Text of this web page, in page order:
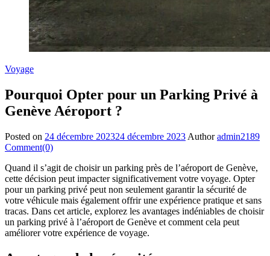
Voyage
Pourquoi Opter pour un Parking Privé à
Genève Aéroport ?
Posted on 24 décembre 202324 décembre 2023 Author admin2189
Comment(0)
Quand il s’agit de choisir un parking près de l’aéroport de Genève,
cette décision peut impacter significativement votre voyage. Opter
pour un parking privé peut non seulement garantir la sécurité de
votre véhicule mais également offrir une expérience pratique et sans
tracas. Dans cet article, explorez les avantages indéniables de choisir
un parking privé à l’aéroport de Genève et comment cela peut
améliorer votre expérience de voyage.